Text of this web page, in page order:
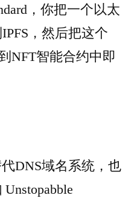
，你把一个以太
，然后把这个
NFT智能合约中即
DNS域名系统，也